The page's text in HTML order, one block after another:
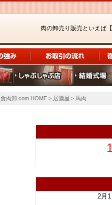
肉の卸売り販売といえば【
食肉卸.com HOME > 居酒屋 > 馬肉
2月